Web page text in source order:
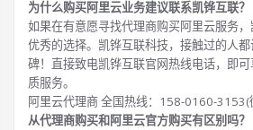
为什么购买阿里云业务建议联系凯铧互联？
如果在有意愿寻找代理商购买阿里云服务
优秀的选择。凯铧互联科技，接触过的人
碑！直接致电凯铧互联官网热线电话，即
质服务。
阿里云代理商 全国热线：158-0160-3153(
从代理商购买和阿里云官方购买有区别吗？